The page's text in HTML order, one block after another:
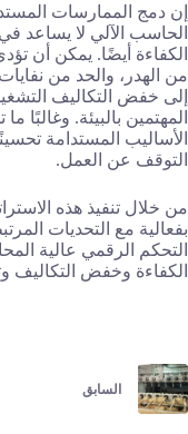
إن دمج الممارسات
الحاسب الآلي لا يساعد
الكفاءة أيضًا. يمكن أن
من الهدر، والحد من
إلى خفض التكاليف
المهتمين بالبيئة. وغالبًا
الأساليب المستدامة
التوقف عن العمل.
من خلال تنفيذ هذه
بفعالية مع التحديات
التحكم الرقمي عالية
الكفاءة وخفض التكاليف
السابق